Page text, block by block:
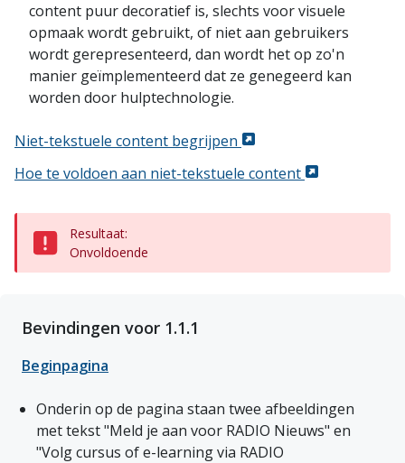
content puur decoratief is, slechts voor visuele
opmaak wordt gebruikt, of niet aan gebruikers
wordt gerepresenteerd, dan wordt het op zo'n
manier geïmplementeerd dat ze genegeerd kan
worden door hulptechnologie.
Niet-tekstuele content begrijpen
Hoe te voldoen aan niet-tekstuele content
Resultaat:
Onvoldoende
Bevindingen voor 1.1.1
Beginpagina
Onderin op de pagina staan twee afbeeldingen
met tekst "Meld je aan voor RADIO Nieuws" en
"Volg cursus of e-learning via RADIO